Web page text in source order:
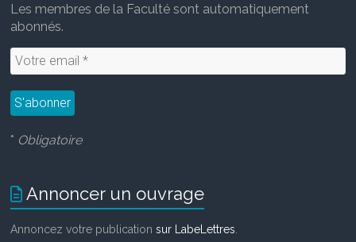
Les membres de la Faculté sont automatiquement
abonnés.
* Obligatoire
Annoncer un ouvrage
Annoncez votre publicationsur LabeLettres